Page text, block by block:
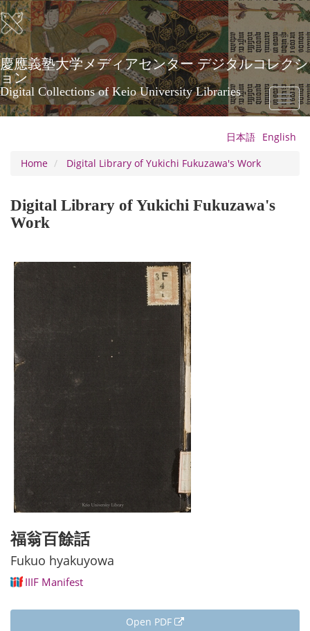
Skip
to
main
content
慶應義塾大学メディアセンター デジタルコレクシ
ョン
Digital Collections of Keio University Libraries
Toggle
日本語 English
Home
Digital Library of Yukichi Fukuzawa's Work
Digital Library of Yukichi Fukuzawa's
Work
福翁百餘話
Fukuo hyakuyowa
IIIF Manifest
Open PDF